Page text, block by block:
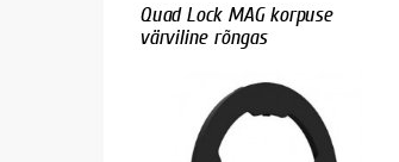
Quad Lock MAG korpuse
värviline rõngas